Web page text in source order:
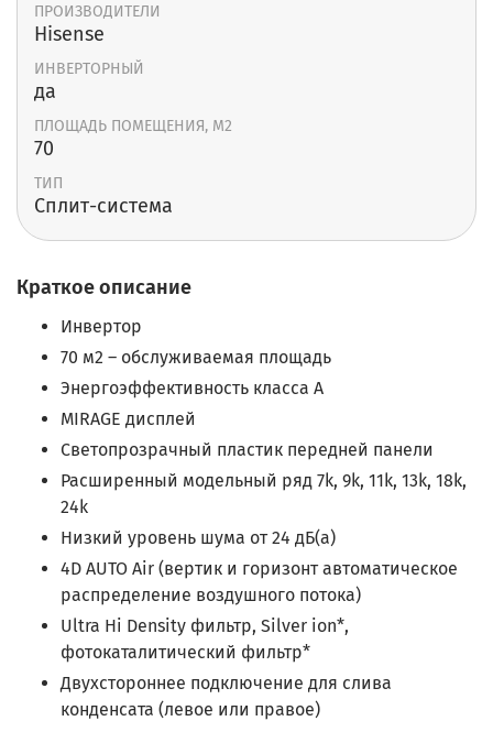
ПРОИЗВОДИТЕЛИ
Hisense
ИНВЕРТОРНЫЙ
да
ПЛОЩАДЬ ПОМЕЩЕНИЯ, М2
70
ТИП
Cплит-система
Краткое описание
Инвертор
70 м2 – обслуживаемая площадь
Энергоэффективность класса A
MIRAGE дисплей
Светопрозрачный пластик передней панели
Расширенный модельный ряд 7k, 9k, 11k, 13k, 18k,
24k
Низкий уровень шума от 24 дБ(а)
4D AUTO Air (вертик и горизонт автоматическое
распределение воздушного потока)
Ultra Hi Density фильтр, Silver ion*,
фотокаталитический фильтр*
Двухстороннее подключение для слива
конденсата (левое или правое)